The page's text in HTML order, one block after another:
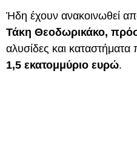
Ήδη έχουν ανακοινωθεί
Τάκη Θεοδωρικάκο,
αλυσίδες και καταστήματα
1,5 εκατομμύριο ευρώ.